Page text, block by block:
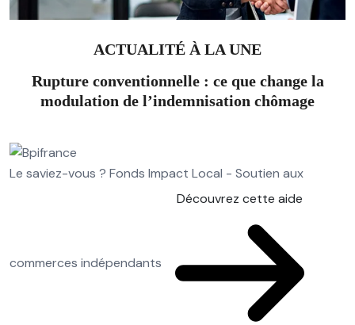
ACTUALITÉ À LA UNE
Rupture conventionnelle : ce que change la
modulation de l’indemnisation chômage
Le saviez-vous ? Fonds Impact Local - Soutien aux
commerces indépendants
Découvrez cette aide